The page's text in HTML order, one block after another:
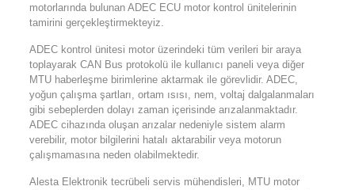
motorlarında bulunan ADEC ECU motor kontrol ünitelerinin
tamirini gerçekleştirmekteyiz.
ADEC kontrol ünitesi motor üzerindeki tüm verileri bir araya
toplayarak CAN Bus protokolü ile kullanıcı paneli veya diğer
MTU haberleşme birimlerine aktarmak ile görevlidir. ADEC,
yoğun çalışma şartları, ortam ısısı, nem, voltaj dalgalanmaları
gibi sebeplerden dolayı zaman içerisinde arızalanmaktadır.
ADEC cihazında oluşan arızalar nedeniyle sistem alarm
verebilir, motor bilgilerini hatalı aktarabilir veya motorun
çalışmamasına neden olabilmektedir.
Alesta Elektronik tecrübeli servis mühendisleri, MTU motor